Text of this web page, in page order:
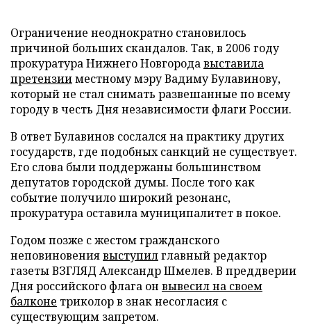
Ограничение неоднократно становилось
причиной больших скандалов. Так, в 2006 году
прокуратура Нижнего Новгородавыставила
претензииместному мэру Вадиму Булавинову,
который не стал снимать развешанные по всему
городу в честь Дня независимости флаги России.
В ответ Булавинов сослался на практику других
государств, где подобных санкций не существует.
Его слова были поддержаны большинством
депутатов городской думы. После того как
событие получило широкий резонанс,
прокуратура оставила муниципалитет в покое.
Годом позже с жестом гражданского
неповиновениявыступилглавный редактор
газеты ВЗГЛЯД Александр Шмелев. В преддверии
Дня российского флага он вывесил на своем
балконе триколор в знак несогласия с
существующим запретом.